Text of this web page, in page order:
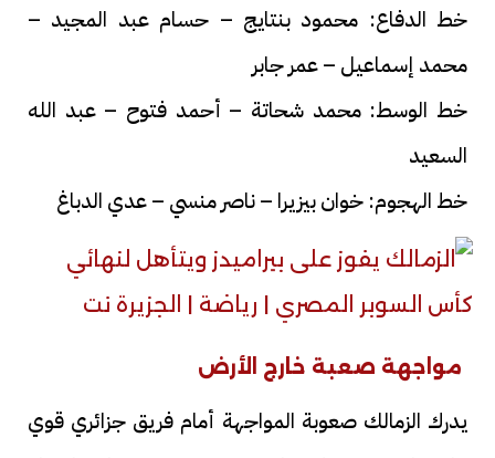
خط الدفاع: محمود بنتايج – حسام عبد المجيد –
محمد إسماعيل – عمر جابر
خط الوسط: محمد شحاتة – أحمد فتوح – عبد الله
السعيد
خط الهجوم: خوان بيزيرا – ناصر منسي – عدي الدباغ
مواجهة صعبة خارج الأرض
يدرك الزمالك صعوبة المواجهة أمام فريق جزائري قوي